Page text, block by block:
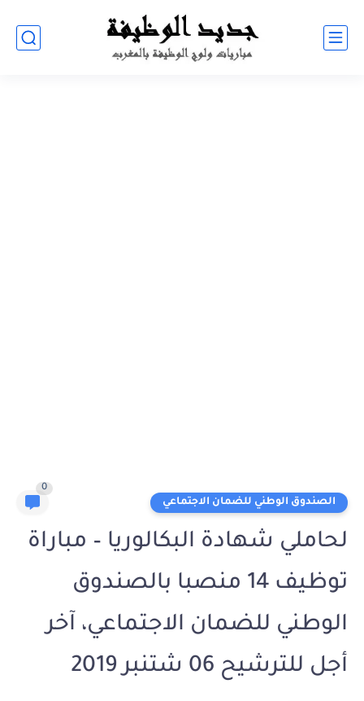
الصندوق الوطني للضمان الاجتماعي
0
لحاملي شهادة البكالوريا – مباراة
توظيف 14 منصبا بالصندوق
الوطني للضمان الاجتماعي، آخر
أجل للترشيح 06 شتنبر 2019